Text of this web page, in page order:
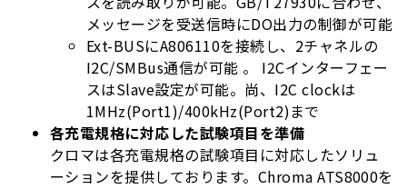
メッセージを受送信時にDO出力の制御が可能
Ext-BUSにA806110を接続し、2チャネルの
I2C/SMBus通信が可能 。
I2Cインターフェー
スはSlave設定が可能。尚、I2C clockは
1MHz(Port1)/400kHz(Port2)まで
各充電規格に対応した試験項目を準備
クロマは各充電規格の試験項目に対応したソリュ
ーションを提供しております。Chroma ATS8000を